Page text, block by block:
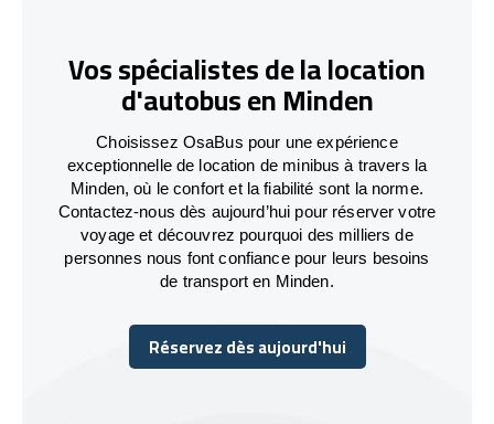
Vos spécialistes de la location
d'autobus en Minden
Choisissez OsaBus pour une expérience
exceptionnelle de location de minibus à travers la
Minden, où le confort et la fiabilité sont la norme.
Contactez-nous dès aujourd’hui pour réserver votre
voyage et découvrez pourquoi des milliers de
personnes nous font confiance pour leurs besoins
de transport en Minden.
Réservez dès aujourd'hui
Réservez dès aujourd'hui